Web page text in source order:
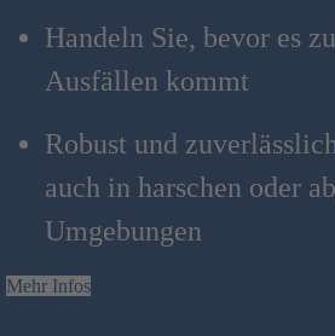
Handeln Sie, bevor es
Ausfällen kommt
Robust und
auch in harschen oder
Umgebungen
Mehr Infos